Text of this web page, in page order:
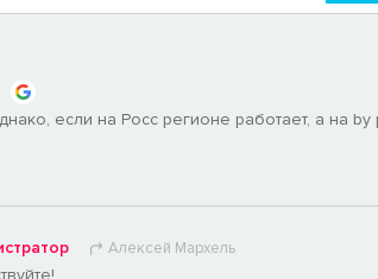
если на Росс регионе работает, а на by
Алексей Мархель